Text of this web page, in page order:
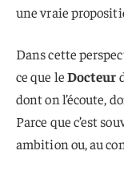
une vraie
Dans cette
ce que leDocteur
dont on l’écoute,
Parce que c’est
ambition ou, au